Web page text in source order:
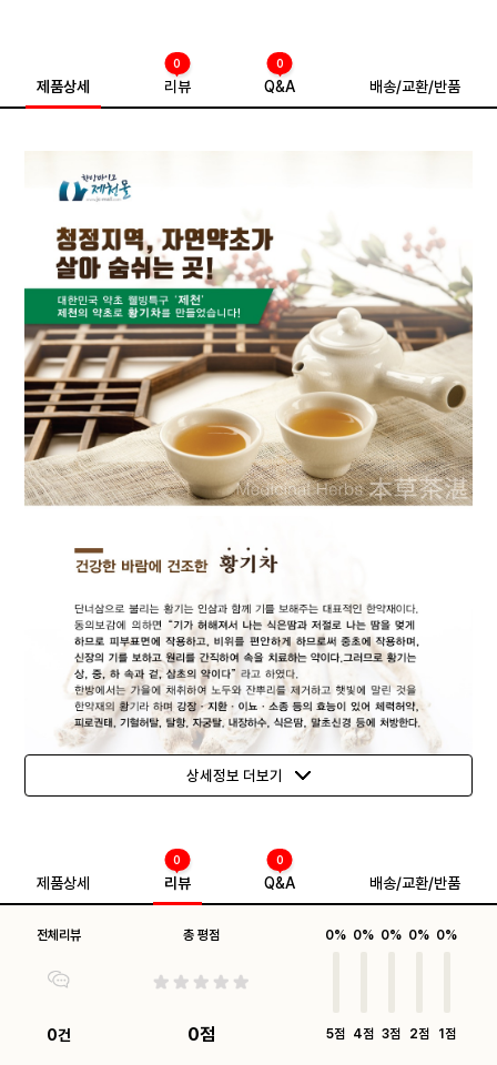
제품상세 리뷰
0
Q&A
0
배송/교환/반품
상세정보 더보기
제품상세 리뷰
0
Q&A
0
배송/교환/반품
전체리뷰
0건
총 평점
0점
0%
5점
0%
4점
0%
3점
0%
2점
0%
1점